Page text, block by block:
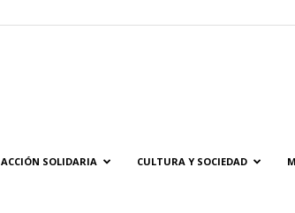
ACCIÓN SOLIDARIA CULTURA Y SOCIEDAD